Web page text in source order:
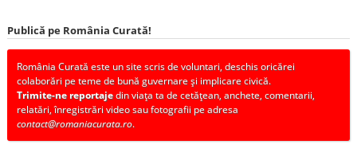
Publică pe România Curată!
România Curată este un site scris de voluntari, deschis oricărei
colaborări pe teme de bună guvernare și implicare civică.
Trimite-ne reportajedin viața ta de cetățean, anchete, comentarii,
relatări, înregistrări video sau fotografii pe adresa
contact@romaniacurata.ro.